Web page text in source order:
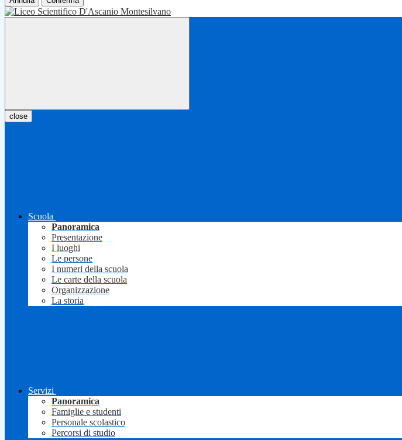
close
Scuola
Panoramica
Presentazione
I luoghi
Le persone
I numeri della scuola
Le carte della scuola
Organizzazione
La storia
Servizi
Panoramica
Famiglie e studenti
Personale scolastico
Percorsi di studio